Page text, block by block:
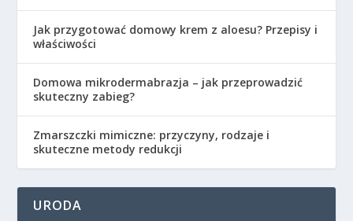
Jak przygotować domowy krem z aloesu? Przepisy i
właściwości
Domowa mikrodermabrazja – jak przeprowadzić
skuteczny zabieg?
Zmarszczki mimiczne: przyczyny, rodzaje i
skuteczne metody redukcji
URODA